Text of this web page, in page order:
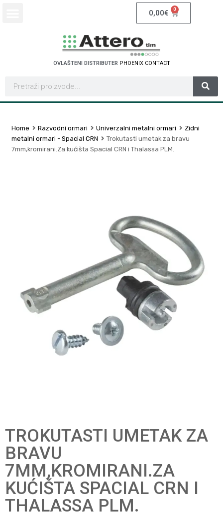
0,00€ 0
OVLAŠTENI DISTRIBUTER PHOENIX CONTACT
Home Razvodni ormari Univerzalni metalni ormari
Zidni
metalni ormari - Spacial CRN
Trokutasti umetak za bravu
7mm,kromirani.Za kućišta Spacial CRN i Thalassa PLM.
TROKUTASTI UMETAK ZA
BRAVU
7MM,KROMIRANI.ZA
KUĆIŠTA SPACIAL CRN I
THALASSA PLM.